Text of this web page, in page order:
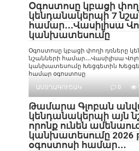
Օգոստոսը կբացի
կենդանակերպի 7
համար․․․Վասիլիսա
կանխատեսումը
Օգոստոսը կբացի փողի դռները
նշանների համար․․․Վասիլիսա
կանխատեսումը Խեցգետին
համար օգոստոսը
ԱՍՏՂԱԳՈՒՇԱԿ
0
Թամարա Գլոբան
կենդանակերպի այն
որոնք ունեն
կանխատեսումը 2026
օգոստոսի համար․․․